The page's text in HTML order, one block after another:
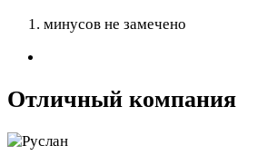
минусов не замечено
Отличный компания